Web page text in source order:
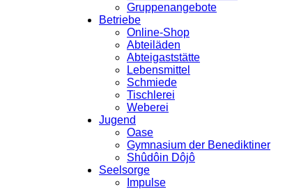
Gruppenangebote
Betriebe
Online-Shop
Abteiläden
Abteigaststätte
Lebensmittel
Schmiede
Tischlerei
Weberei
Jugend
Oase
Gymnasium der Benediktiner
Shûdôin Dôjô
Seelsorge
Impulse